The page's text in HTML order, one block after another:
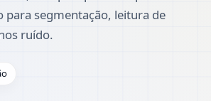
para segmentação, leitura de
ruído.